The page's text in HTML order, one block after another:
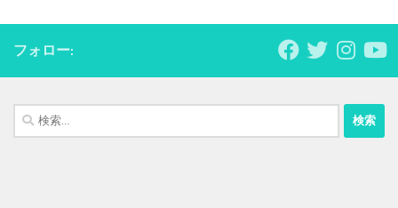
の
ペ
ー
ジ
送
り
フォロー:
検
索: